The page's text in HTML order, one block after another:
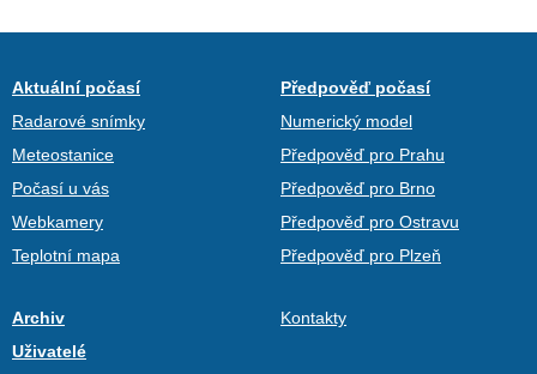
Aktuální počasí
Radarové snímky
Meteostanice
Počasí u vás
Webkamery
Teplotní mapa
Předpověď počasí
Numerický model
Předpověď pro Prahu
Předpověď pro Brno
Předpověď pro Ostravu
Předpověď pro Plzeň
Archiv
Uživatelé
Kontakty